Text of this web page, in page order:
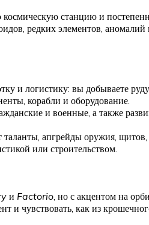
станцию и
редких элементов,
и логистику: вы добываете
корабли и оборудование.
и военные, а также
апгрейды оружия,
или строительством.
и Factorio, но с акцентом на
как из